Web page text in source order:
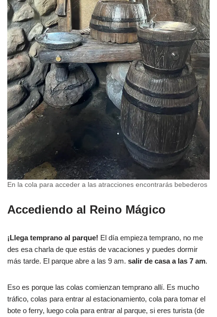
En la cola para acceder a las atracciones encontrarás bebederos
Accediendo al Reino Mágico
¡Llega temprano al parque! El día empieza temprano, no me
des esa charla de que estás de vacaciones y puedes dormir
más tarde. El parque abre a las 9 am. salir de casa a las 7 am.
Eso es porque las colas comienzan temprano allí. Es mucho
tráfico, colas para entrar al estacionamiento, cola para tomar el
bote o ferry, luego cola para entrar al parque, si eres turista (de